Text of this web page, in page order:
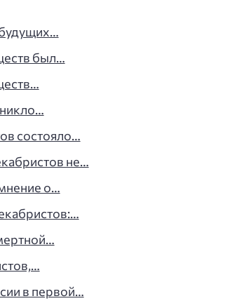
был…
состояло…
не…
о…
в первой…